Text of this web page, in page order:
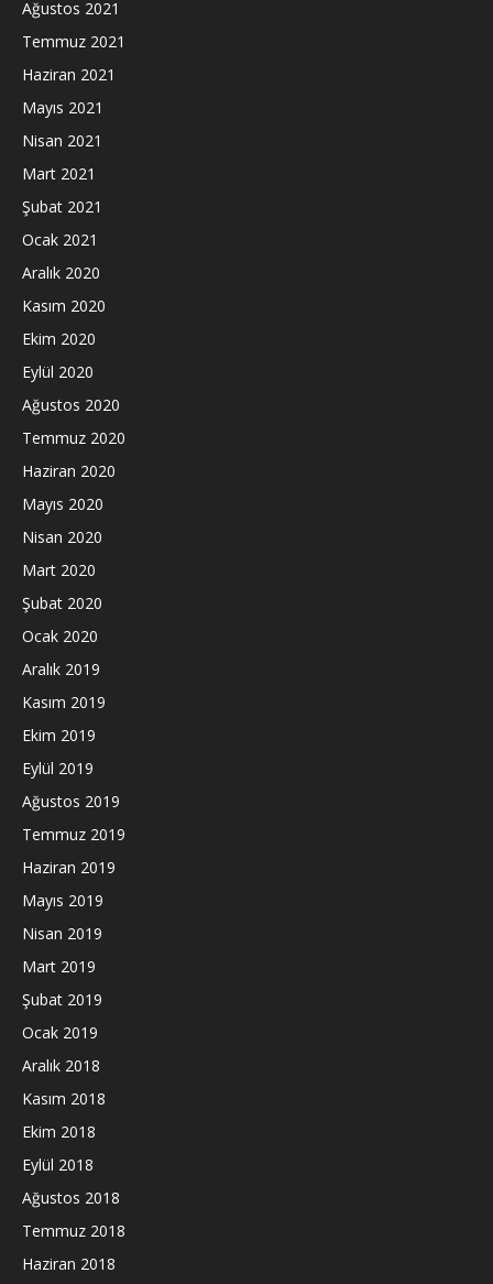
Ağustos 2021
Temmuz 2021
Haziran 2021
Mayıs 2021
Nisan 2021
Mart 2021
Şubat 2021
Ocak 2021
Aralık 2020
Kasım 2020
Ekim 2020
Eylül 2020
Ağustos 2020
Temmuz 2020
Haziran 2020
Mayıs 2020
Nisan 2020
Mart 2020
Şubat 2020
Ocak 2020
Aralık 2019
Kasım 2019
Ekim 2019
Eylül 2019
Ağustos 2019
Temmuz 2019
Haziran 2019
Mayıs 2019
Nisan 2019
Mart 2019
Şubat 2019
Ocak 2019
Aralık 2018
Kasım 2018
Ekim 2018
Eylül 2018
Ağustos 2018
Temmuz 2018
Haziran 2018